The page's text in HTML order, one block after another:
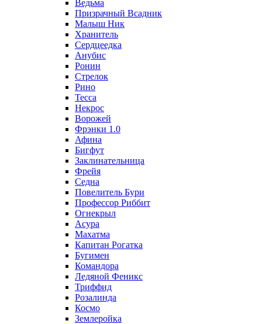
Ведьма
Призрачный Всадник
Малыш Ник
Хранитель
Сердцеедка
Анубис
Ронин
Стрелок
Рино
Тесса
Некрос
Ворожей
Фрэнки 1.0
Афина
Бигфут
Заклинательница
Фрейя
Седна
Повелитель Бури
Профеcсор Риббит
Огнекрыл
Асура
Махатма
Капитан Рогатка
Бугимен
Командора
Ледяной Феникс
Триффид
Розалинда
Космо
Землеройка